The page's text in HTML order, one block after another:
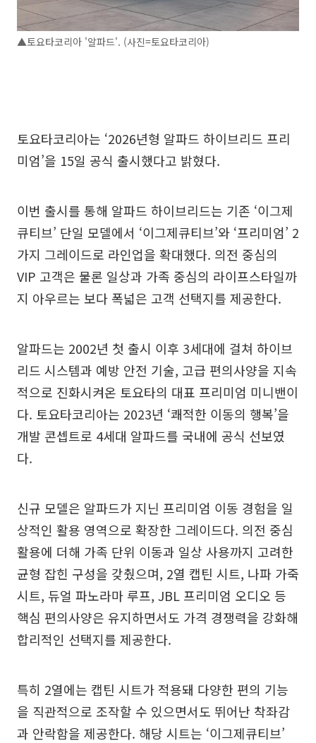
▲토요타코리아 '알파드'. (사진=토요타코리아)
토요타코리아는 ‘2026년형 알파드 하이브리드 프리
미엄’을 15일 공식 출시했다고 밝혔다.
이번 출시를 통해 알파드 하이브리드는 기존 ‘이그제
큐티브’ 단일 모델에서 ‘이그제큐티브’와 ‘프리미엄’ 2
가지 그레이드로 라인업을 확대했다. 의전 중심의
VIP 고객은 물론 일상과 가족 중심의 라이프스타일까
지 아우르는 보다 폭넓은 고객 선택지를 제공한다.
알파드는 2002년 첫 출시 이후 3세대에 걸쳐 하이브
리드 시스템과 예방 안전 기술, 고급 편의사양을 지속
적으로 진화시켜온 토요타의 대표 프리미엄 미니밴이
다. 토요타코리아는 2023년 ‘쾌적한 이동의 행복’을
개발 콘셉트로 4세대 알파드를 국내에 공식 선보였
다.
신규 모델은 알파드가 지닌 프리미엄 이동 경험을 일
상적인 활용 영역으로 확장한 그레이드다. 의전 중심
활용에 더해 가족 단위 이동과 일상 사용까지 고려한
균형 잡힌 구성을 갖췄으며, 2열 캡틴 시트, 나파 가죽
시트, 듀얼 파노라마 루프, JBL 프리미엄 오디오 등
핵심 편의사양은 유지하면서도 가격 경쟁력을 강화해
합리적인 선택지를 제공한다.
특히 2열에는 캡틴 시트가 적용돼 다양한 편의 기능
을 직관적으로 조작할 수 있으면서도 뛰어난 착좌감
과 안락함을 제공한다. 해당 시트는 ‘이그제큐티브’